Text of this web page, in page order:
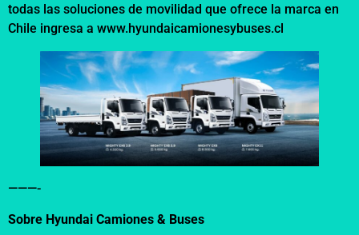
todas las soluciones de movilidad que ofrece la marca en
Chile ingresa a www.hyundaicamionesybuses.cl
———-
Sobre Hyundai Camiones & Buses